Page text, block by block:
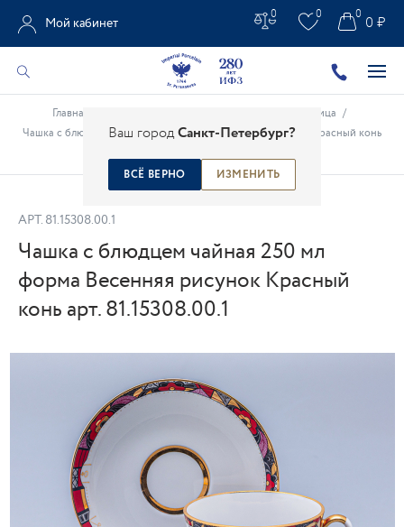
Ваш городСанкт-Петербург?
ВСЁ ВЕРНО ИЗМЕНИТЬ
Мой кабинет
0 0 0 ₽
0
Главная Масленица /
Чашка с блюдцем чайная 250 мл форма Весенняя рисунок Красный конь
АРТ. 81.15308.00.1
Чашка с блюдцем чайная 250 мл
форма Весенняя рисунок Красный
конь арт. 81.15308.00.1